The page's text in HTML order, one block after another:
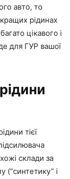
авто, то
рідинах
цікавого і
для ГУР вашої
тієї
склади за
і